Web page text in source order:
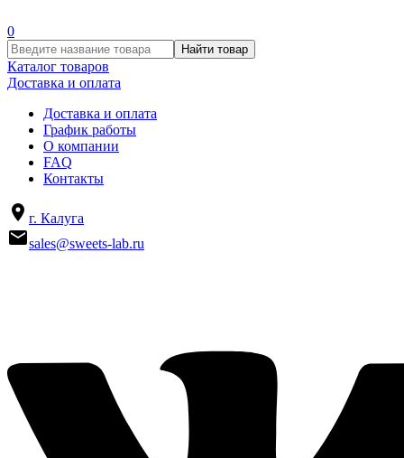
0
Найти товар
Каталог товаров
Доставка и оплата
Доставка и оплата
График работы
О компании
FAQ
Контакты
г. Калуга
sales@sweets-lab.ru